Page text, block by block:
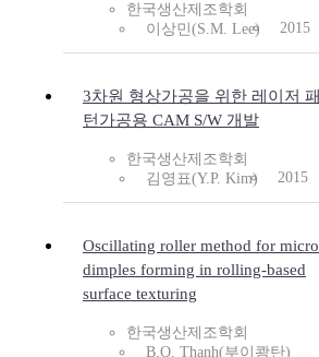
한국생산제조학회
이상민(S.M. Lee)
2015
3차원 형상가공을 위한 레이저 패
턴가공용 CAM S/W 개발
한국생산제조학회
김영표(Y.P. Kim)
2015
Oscillating roller method for micro
dimples forming in rolling-based
surface texturing
한국생산제조학회
B.Q. Thanh(부이쾅탄)